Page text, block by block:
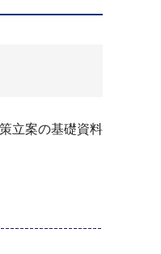
立案の基礎資料